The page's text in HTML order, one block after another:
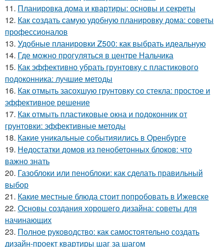
11. Планировка дома и квартиры: основы и секреты
12. Как создать самую удобную планировку дома: советы
профессионалов
13. Удобные планировки Z500: как выбрать идеальную
14. Где можно прогуляться в центре Нальчика
15. Как эффективно убрать грунтовку с пластикового
подоконника: лучшие методы
16. Как отмыть засохшую грунтовку со стекла: простое и
эффективное решение
17. Как отмыть пластиковые окна и подоконник от
грунтовки: эффективные методы
18. Какие уникальные событияились в Оренбурге
19. Недостатки домов из пенобетонных блоков: что
важно знать
20. Газоблоки или пеноблоки: как сделать правильный
выбор
21. Какие местные блюда стоит попробовать в Ижевске
22. Основы создания хорошего дизайна: советы для
начинающих
23. Полное руководство: как самостоятельно создать
дизайн-проект квартиры шаг за шагом